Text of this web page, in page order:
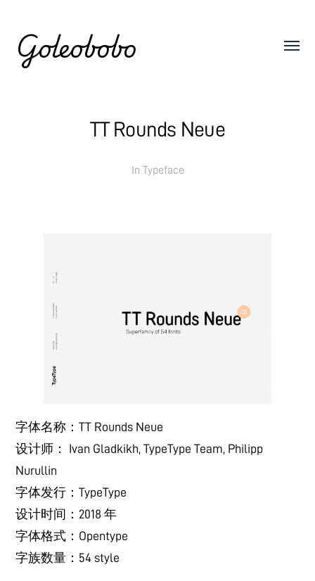
Goleobobo
TT Rounds Neue
In Typeface
字体名称：TT Rounds Neue
设计师： Ivan Gladkikh, TypeType Team, Philipp
Nurullin
字体发行：TypeType
设计时间：2018 年
字体格式：Opentype
字族数量：54 style